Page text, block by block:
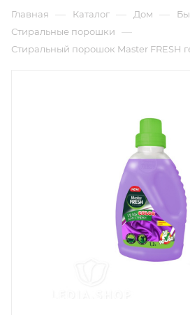
Главная — Каталог — Дом —
Стиральные порошки —
Стиральный порошок Master FRESH